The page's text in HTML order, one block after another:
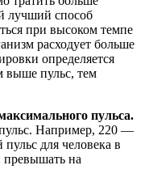
лучший способ
при высоком темпе
расходует больше
определяется
выше пульс, тем
пульса.
Например, 220 —
для человека в
превышать на